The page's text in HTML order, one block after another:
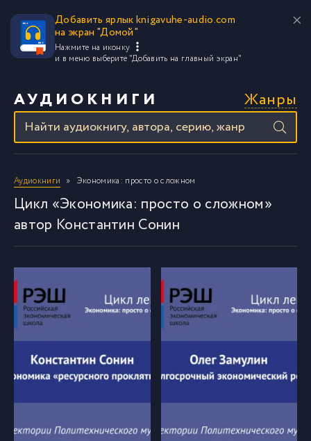
Добавить ярлык knigavuhe-audio.com
на экран "Домой"
Нажмите на иконку
и в меню выберите "Добавить на главный экран"
АУДИОКНИГИ Жанры
Аудиокниги Экономика: просто о сложном
Цикл «Экономика: просто о сложном»
автор Константин Сонин